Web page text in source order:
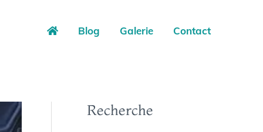
Blog Galerie Contact
Recherche